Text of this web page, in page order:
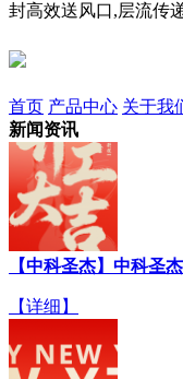
封高效送风口,层流传
首页 产品中心 关于我
新闻资讯
【中科圣杰】中科圣
【详细】